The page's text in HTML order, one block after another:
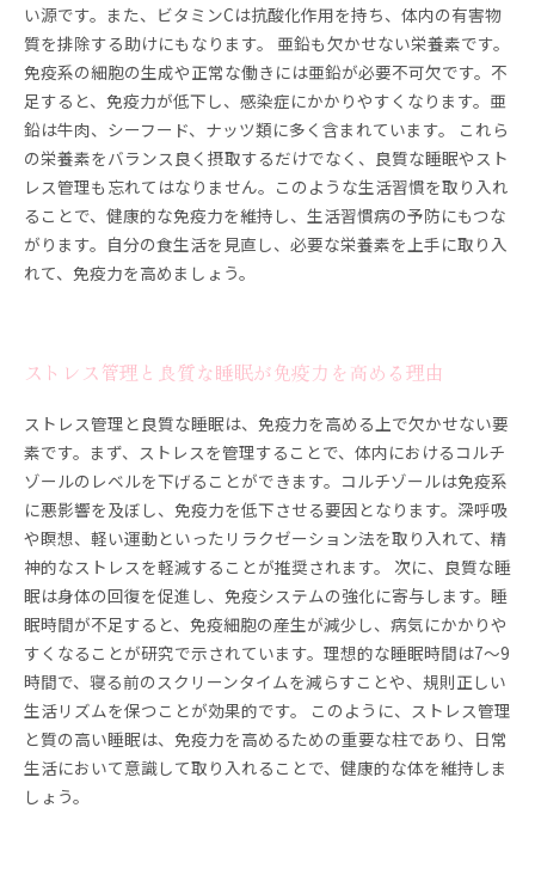
い源です。また、ビタミンCは抗酸化作用を持ち、体内の有害物
質を排除する助けにもなります。 亜鉛も欠かせない栄養素です。
免疫系の細胞の生成や正常な働きには亜鉛が必要不可欠です。不
足すると、免疫力が低下し、感染症にかかりやすくなります。亜
鉛は牛肉、シーフード、ナッツ類に多く含まれています。 これら
の栄養素をバランス良く摂取するだけでなく、良質な睡眠やスト
レス管理も忘れてはなりません。このような生活習慣を取り入れ
ることで、健康的な免疫力を維持し、生活習慣病の予防にもつな
がります。自分の食生活を見直し、必要な栄養素を上手に取り入
れて、免疫力を高めましょう。
ストレス管理と良質な睡眠が免疫力を高める理由
ストレス管理と良質な睡眠は、免疫力を高める上で欠かせない要
素です。まず、ストレスを管理することで、体内におけるコルチ
ゾールのレベルを下げることができます。コルチゾールは免疫系
に悪影響を及ぼし、免疫力を低下させる要因となります。深呼吸
や瞑想、軽い運動といったリラクゼーション法を取り入れて、精
神的なストレスを軽減することが推奨されます。 次に、良質な睡
眠は身体の回復を促進し、免疫システムの強化に寄与します。睡
眠時間が不足すると、免疫細胞の産生が減少し、病気にかかりや
すくなることが研究で示されています。理想的な睡眠時間は7～9
時間で、寝る前のスクリーンタイムを減らすことや、規則正しい
生活リズムを保つことが効果的です。 このように、ストレス管理
と質の高い睡眠は、免疫力を高めるための重要な柱であり、日常
生活において意識して取り入れることで、健康的な体を維持しま
しょう。